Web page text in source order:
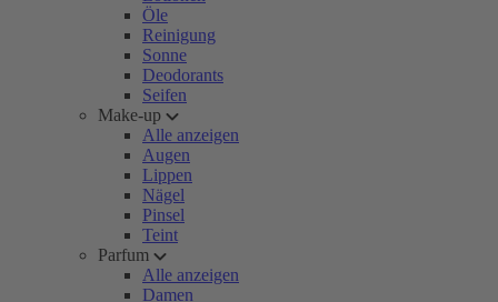
Öle
Reinigung
Sonne
Deodorants
Seifen
Make-up
Alle anzeigen
Augen
Lippen
Nägel
Pinsel
Teint
Parfum
Alle anzeigen
Damen